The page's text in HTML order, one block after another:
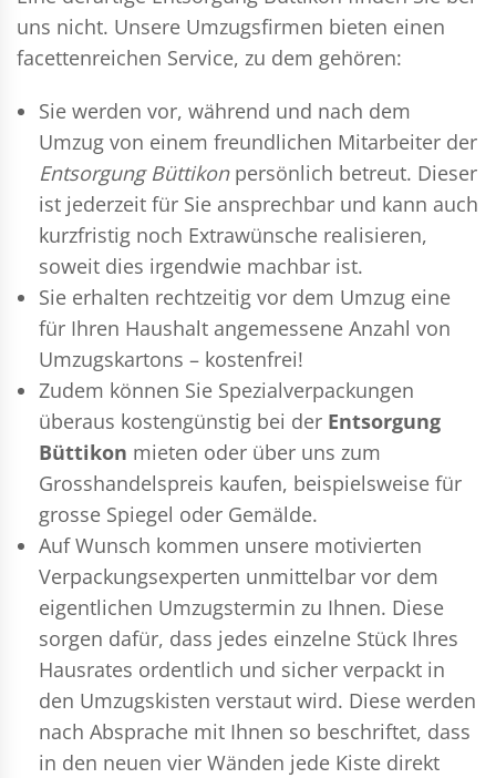
uns nicht. Unsere Umzugsfirmen bieten einen
facettenreichen Service, zu dem gehören:
Sie werden vor, während und nach dem
Umzug von einem freundlichen Mitarbeiter der
Entsorgung Büttikonpersönlich betreut. Dieser
ist jederzeit für Sie ansprechbar und kann auch
kurzfristig noch Extrawünsche realisieren,
soweit dies irgendwie machbar ist.
Sie erhalten rechtzeitig vor dem Umzug eine
für Ihren Haushalt angemessene Anzahl von
Umzugskartons – kostenfrei!
Zudem können Sie Spezialverpackungen
überaus kostengünstig bei der Entsorgung
Büttikon mieten oder über uns zum
Grosshandelspreis kaufen, beispielsweise für
grosse Spiegel oder Gemälde.
Auf Wunsch kommen unsere motivierten
Verpackungsexperten unmittelbar vor dem
eigentlichen Umzugstermin zu Ihnen. Diese
sorgen dafür, dass jedes einzelne Stück Ihres
Hausrates ordentlich und sicher verpackt in
den Umzugskisten verstaut wird. Diese werden
nach Absprache mit Ihnen so beschriftet, dass
in den neuen vier Wänden jede Kiste direkt